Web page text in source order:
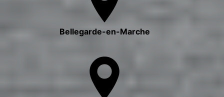
Bellegarde-en-Marche